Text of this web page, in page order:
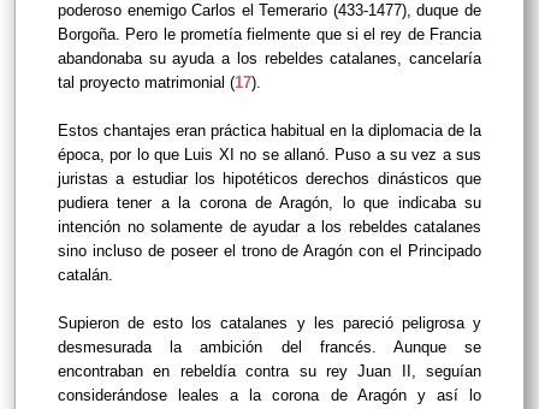
poderoso enemigo Carlos el Temerario (433-1477), duque de
Borgoña. Pero le prometía fielmente que si el rey de Francia
abandonaba su ayuda a los rebeldes catalanes, cancelaría
tal proyecto matrimonial (17).
Estos chantajes eran práctica habitual en la diplomacia de la
época, por lo que Luis XI no se allanó. Puso a su vez a sus
juristas a estudiar los hipotéticos derechos dinásticos que
pudiera tener a la corona de Aragón, lo que indicaba su
intención no solamente de ayudar a los rebeldes catalanes
sino incluso de poseer el trono de Aragón con el Principado
catalán.
Supieron de esto los catalanes y les pareció peligrosa y
desmesurada la ambición del francés. Aunque se
encontraban en rebeldía contra su rey Juan II, seguían
considerándose leales a la corona de Aragón y así lo